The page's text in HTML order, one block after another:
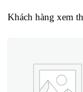
Khách hàng xem